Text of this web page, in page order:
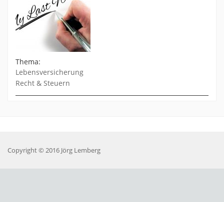
Thema:
Lebensversicherung
Recht & Steuern
Copyright © 2016 Jörg Lemberg